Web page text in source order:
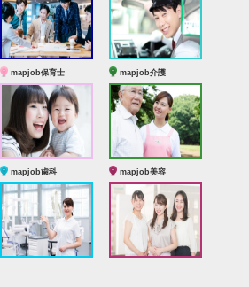
mapjob保育士 mapjob介護
mapjob歯科 mapjob美容